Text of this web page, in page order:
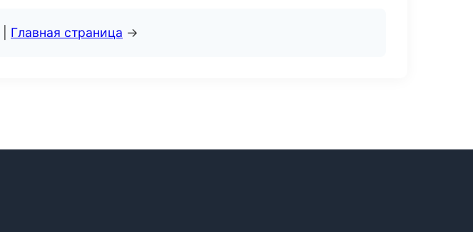
Главная страница →